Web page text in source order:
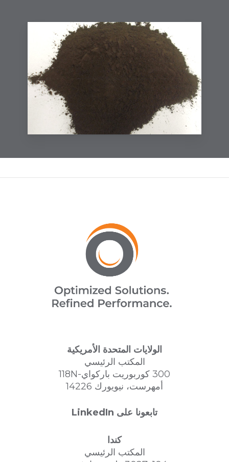
الولايات المتحدة الأمريكية
المكتب الرئيسي
300 كوربوريت باركواي-118N
أمهرست، نيويورك 14226
تابعونا على LinkedIn
كندا
المكتب الرئيسي